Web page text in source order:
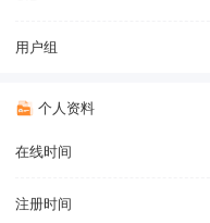
用户组
个人资料
在线时间
注册时间